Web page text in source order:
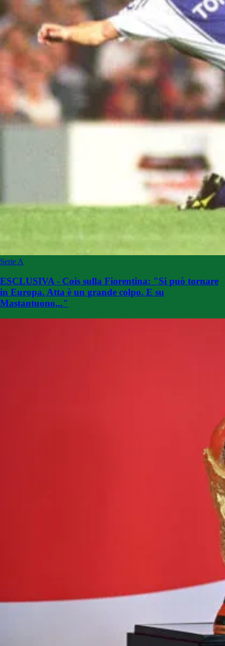
Serie A
ESCLUSIVA - Cois sulla Fiorentina: "Si può tornare
in Europa. Atta è un grande colpo. E su
Mastantuono..."